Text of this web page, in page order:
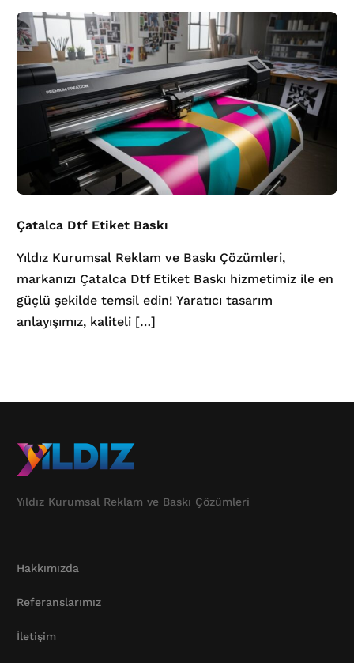
Çatalca Dtf Etiket Baskı
Yıldız Kurumsal Reklam ve Baskı Çözümleri,
markanızı Çatalca Dtf Etiket Baskı hizmetimiz ile en
güçlü şekilde temsil edin! Yaratıcı tasarım
anlayışımız, kaliteli […]
Yıldız Kurumsal Reklam ve Baskı Çözümleri
Hakkımızda
Referanslarımız
İletişim